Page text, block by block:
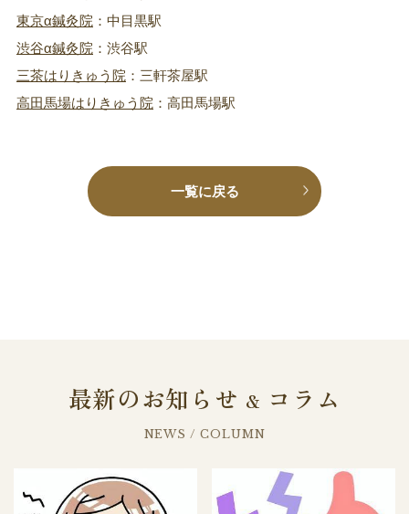
東京α鍼灸院 ：中目黒駅
渋谷α鍼灸院 ：渋谷駅
三茶はりきゅう院 ：三軒茶屋駅
高田馬場はりきゅう院 ：高田馬場駅
一覧に戻る
最新のお知らせ & コラム
NEWS / COLUMN